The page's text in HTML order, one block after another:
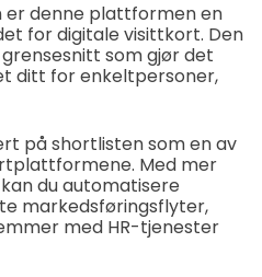
er denne plattformen en
for digitale visittkort. Den
som gjør det
ditt for enkeltpersoner,
på shortlisten som en av
Med mer
du automatisere
markedsføringsflyter,
med HR-tjenester